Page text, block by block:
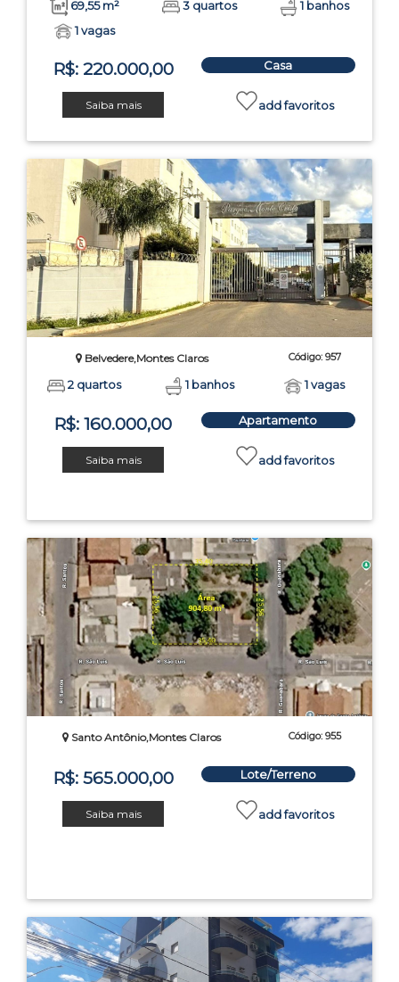
69,55 m² 3 quartos
1 banhos
1 vagas
R$: 220.000,00 Casa
Saiba mais add favoritos
Belvedere,Montes Claros Código: 957
2 quartos 1 banhos 1 vagas
R$: 160.000,00 Apartamento
Saiba mais add favoritos
Santo Antônio,Montes Claros Código: 955
R$: 565.000,00 Lote/Terreno
Saiba mais add favoritos